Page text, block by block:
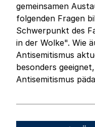
gemeinsamen
folgenden Fragen
Schwerpunkt des
in der Wolke". Wie
Antisemitismus
besonders
Antisemitismus